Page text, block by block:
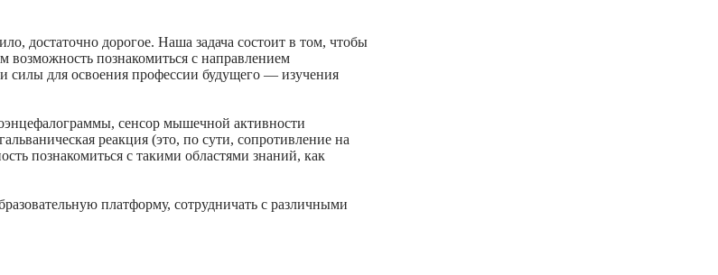
достаточно дорогое. Наша задача состоит в том, чтобы
возможность познакомиться с направлением
силы для освоения профессии будущего — изучения
сенсор мышечной активности
реакция (это, по сути, сопротивление на
познакомиться с такими областями знаний, как
платформу, сотрудничать с различными